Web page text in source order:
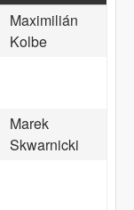
Maximilián
Kolbe
Marek
Skwarnicki